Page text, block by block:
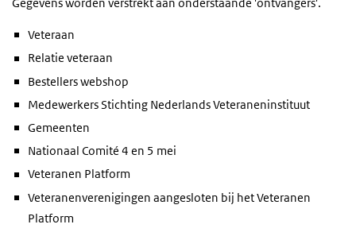
Veteraan
Relatie veteraan
Bestellers webshop
Medewerkers Stichting Nederlands Veteraneninstituut
Gemeenten
Nationaal Comité 4 en 5 mei
Veteranen Platform
Veteranenverenigingen aangesloten bij het Veteranen
Platform